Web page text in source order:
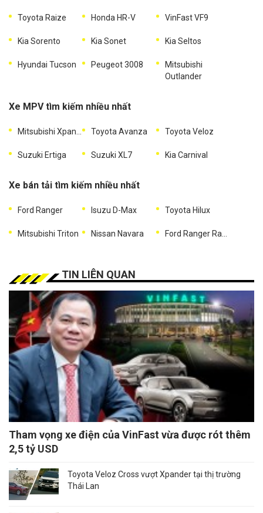
Toyota Raize Honda HR-V VinFast VF9
Kia Sorento Kia Sonet Kia Seltos
Hyundai Tucson Peugeot 3008
Mitsubishi
Outlander
Xe MPV tìm kiếm nhiều nhất
Toyota Avanza Toyota Veloz
Suzuki Ertiga Suzuki XL7 Kia Carnival
Xe bán tải tìm kiếm nhiều nhất
Ford Ranger Isuzu D-Max Toyota Hilux
Mitsubishi Triton Nissan Navara
TIN LIÊN QUAN
Tham vọng xe điện của VinFast vừa được rót thêm
2,5 tỷ USD
Toyota Veloz Cross vượt Xpander tại thị trường
Thái Lan